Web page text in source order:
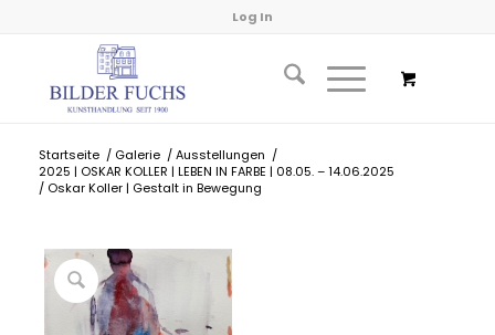
Log In
Startseite / Galerie / Ausstellungen /
2025 | OSKAR KOLLER | LEBEN IN FARBE | 08.05. – 14.06.2025
/ Oskar Koller | Gestalt in Bewegung